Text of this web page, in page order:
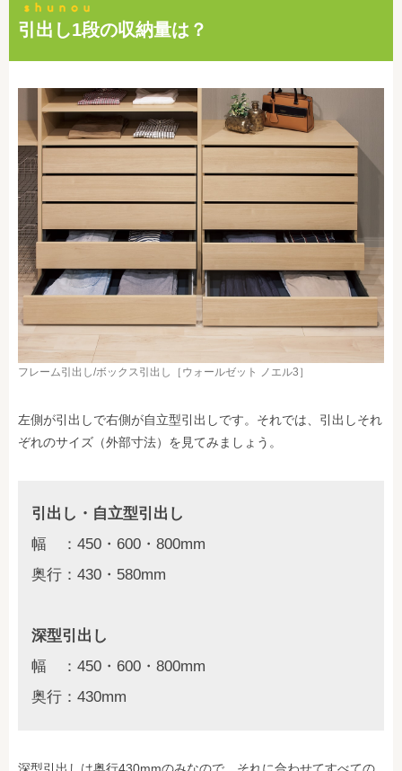
引出し1段の収納量は？
フレーム引出し/ボックス引出し［ウォールゼット ノエル3］
左側が引出しで右側が自立型引出しです。それでは、引出しそれ
ぞれのサイズ（外部寸法）を見てみましょう。
引出し・自立型引出し
幅 ：450・600・800mm
奥行：430・580mm
深型引出し
幅 ：450・600・800mm
奥行：430mm